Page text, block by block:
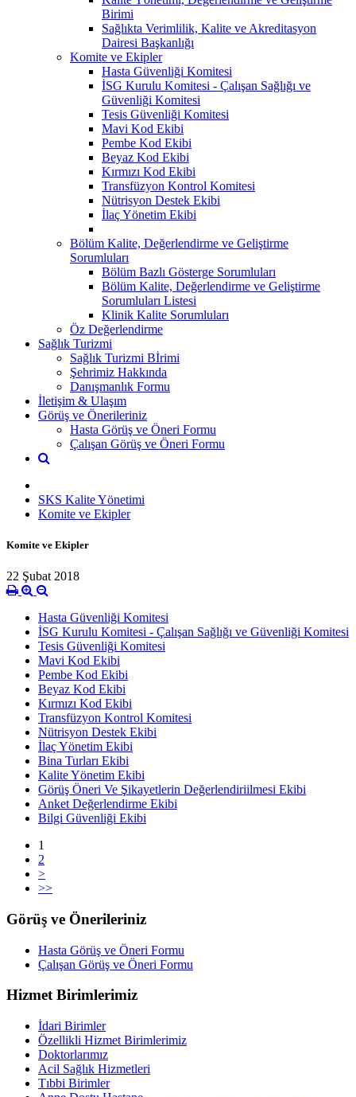
Birimi
Sağlıkta Verimlilik, Kalite ve Akreditasyon
Dairesi Başkanlığı
Komite ve Ekipler
Hasta Güvenliği Komitesi
İSG Kurulu Komitesi - Çalışan Sağlığı ve
Güvenliği Komitesi
Tesis Güvenliği Komitesi
Mavi Kod Ekibi
Pembe Kod Ekibi
Beyaz Kod Ekibi
Kırmızı Kod Ekibi
Transfüzyon Kontrol Komitesi
Nütrisyon Destek Ekibi
İlaç Yönetim Ekibi
Bölüm Kalite, Değerlendirme ve Geliştirme
Sorumluları
Bölüm Bazlı Gösterge Sorumluları
Bölüm Kalite, Değerlendirme ve Geliştirme
Sorumluları Listesi
Klinik Kalite Sorumluları
Öz Değerlendirme
Sağlık Turizmi
Sağlık Turizmi Bİrimi
Şehrimiz Hakkında
Danışmanlık Formu
İletişim & Ulaşım
Görüş ve Önerileriniz
Hasta Görüş ve Öneri Formu
Çalışan Görüş ve Öneri Formu
SKS Kalite Yönetimi
Komite ve Ekipler
Komite ve Ekipler
22 Şubat 2018
Hasta Güvenliği Komitesi
İSG Kurulu Komitesi - Çalışan Sağlığı ve Güvenliği Komitesi
Tesis Güvenliği Komitesi
Mavi Kod Ekibi
Pembe Kod Ekibi
Beyaz Kod Ekibi
Kırmızı Kod Ekibi
Transfüzyon Kontrol Komitesi
Nütrisyon Destek Ekibi
İlaç Yönetim Ekibi
Bina Turları Ekibi
Kalite Yönetim Ekibi
Görüş Öneri Ve Şikayetlerin Değerlendiriilmesi Ekibi
Anket Değerlendirme Ekibi
Bilgi Güvenliği Ekibi
1
2
>
>>
Görüş ve Önerileriniz
Hasta Görüş ve Öneri Formu
Çalışan Görüş ve Öneri Formu
Hizmet Birimlerimiz
İdari Birimler
Özellikli Hizmet Birimlerimiz
Doktorlarımız
Acil Sağlık Hizmetleri
Tıbbi Birimler